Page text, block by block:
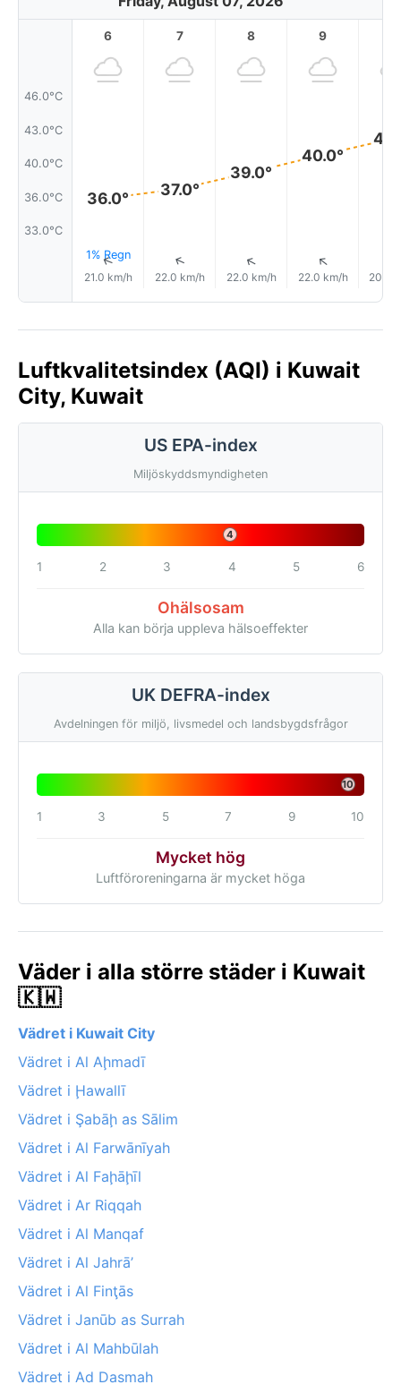
46.0°C
43.0°C
40.0°C
36.0°C
33.0°C
6
36.0°
1% Regn
↑
21.0 km/h
7
37.0°
↑
22.0 km/h
8
39.0°
↑
22.0 km/h
9
40.0°
↑
22.0 km/h 20.0
Luftkvalitetsindex (AQI) i Kuwait
City, Kuwait
US EPA-index
Miljöskyddsmyndigheten
4
1 2 3 4 5 6
Ohälsosam
Alla kan börja uppleva hälsoeffekter
UK DEFRA-index
Avdelningen för miljö, livsmedel och landsbygdsfrågor
10
1 3 5 7 9 10
Mycket hög
Luftföroreningarna är mycket höga
Väder i alla större städer i Kuwait
🇰🇼
Vädret i Kuwait City
Vädret i Al Aḩmadī
Vädret i Ḩawallī
Vädret i Şabāḩ as Sālim
Vädret i Al Farwānīyah
Vädret i Al Faḩāḩīl
Vädret i Ar Riqqah
Vädret i Al Manqaf
Vädret i Al Jahrā’
Vädret i Al Finţās
Vädret i Janūb as Surrah
Vädret i Al Mahbūlah
Vädret i Ad Dasmah